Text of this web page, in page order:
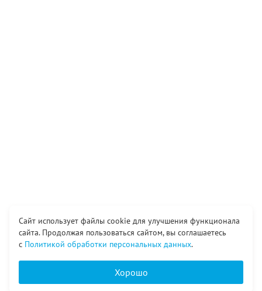
Сайт использует файлы cookie для улучшения функционала
сайта. Продолжая пользоваться сайтом, вы соглашаетесь
с Политикой обработки персональных данных.
Хорошо